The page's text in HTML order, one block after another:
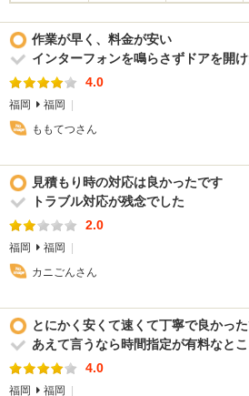
作業が早く、料金が安い
インターフォンを鳴らさずドアを開
4.0
福岡
福岡
ももてつさん
見積もり時の対応は良かったです
トラブル対応が残念でした
2.0
福岡
福岡
カニごんさん
とにかく安くて速くて丁寧で良かった
あえて言うなら時間指定が有料なと
4.0
福岡
福岡